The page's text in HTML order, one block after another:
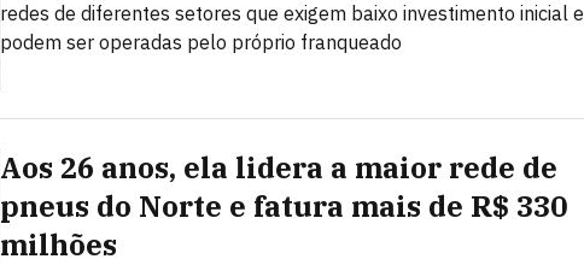
redes de diferentes setores que exigem baixo investimento inicial e
podem ser operadas pelo próprio franqueado
Aos 26 anos, ela lidera a maior rede de
pneus do Norte e fatura mais de R$ 330
milhões